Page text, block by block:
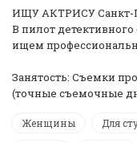
ИЩУ АКТРИСУ Санкт-
В пилот
ищем
Занятость: Съемки
(точные съемочные
Женщины Для